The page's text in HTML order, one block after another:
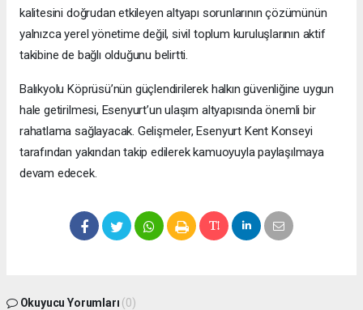
kalitesini doğrudan etkileyen altyapı sorunlarının çözümünün
yalnızca yerel yönetime değil, sivil toplum kuruluşlarının aktif
takibine de bağlı olduğunu belirtti.
Balıkyolu Köprüsü’nün güçlendirilerek halkın güvenliğine uygun
hale getirilmesi, Esenyurt’un ulaşım altyapısında önemli bir
rahatlama sağlayacak. Gelişmeler, Esenyurt Kent Konseyi
tarafından yakından takip edilerek kamuoyuyla paylaşılmaya
devam edecek.
Okuyucu Yorumları (0)